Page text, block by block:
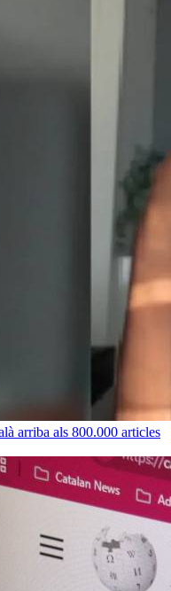
arriba als 800.000 articles